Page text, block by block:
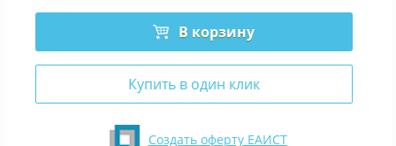
В корзину
Купить в один клик
Создать оферту ЕАИСТ